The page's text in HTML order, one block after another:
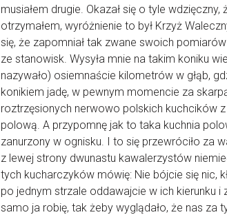
musiałem drugie. Okazał się o tyle
otrzymałem, wyróżnienie to był Krzyż
się, że zapomniał tak zwane swoich
ze stanowisk. Wysyła mnie na takim koniku
nazywało) osiemnaście kilometrów w głąb,
konikiem jadę, w pewnym momencie za
roztrzęsionych nerwowo polskich kuchcików
polową. A przypomnę jak to taka kuchnia
zanurzony w ognisku. I to się przewróciło za
z lewej strony dwunastu kawalerzystów
tych kucharczyków mówię: Nie bójcie się nic,
po jednym strzale oddawajcie w ich kierunku i
samo ja robię, tak żeby wyglądało, że nas za